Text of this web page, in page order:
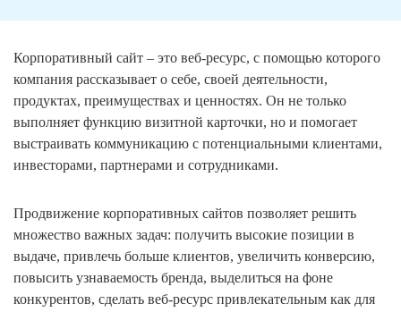
Корпоративный сайт – это веб-ресурс, с помощью которого
компания рассказывает о себе, своей деятельности,
продуктах, преимуществах и ценностях. Он не только
выполняет функцию визитной карточки, но и помогает
выстраивать коммуникацию с потенциальными клиентами,
инвесторами, партнерами и сотрудниками.
Продвижение корпоративных сайтов позволяет решить
множество важных задач: получить высокие позиции в
выдаче, привлечь больше клиентов, увеличить конверсию,
повысить узнаваемость бренда, выделиться на фоне
конкурентов, сделать веб-ресурс привлекательным как для